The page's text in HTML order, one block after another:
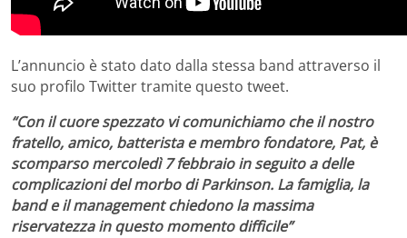
L’annuncio è stato dato dalla stessa band attraverso il
suo profilo Twitter tramite questo tweet.
“Con il cuore spezzato vi comunichiamo che il nostro
fratello, amico, batterista e membro fondatore, Pat, è
scomparso mercoledì 7 febbraio in seguito a delle
complicazioni del morbo di Parkinson. La famiglia, la
band e il management chiedono la massima
riservatezza in questo momento difficile”